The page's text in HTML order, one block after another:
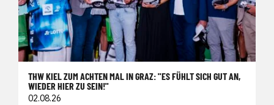
THW KIEL ZUM ACHTEN MAL IN GRAZ: "ES FÜHLT SICH GUT AN,
WIEDER HIER ZU SEIN!"
02.08.26